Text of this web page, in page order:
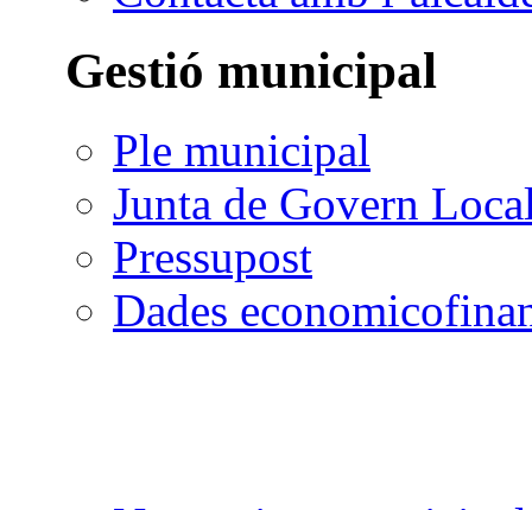
Gestió municipal
Ple municipal
Junta de Govern
Pressupost
Dades